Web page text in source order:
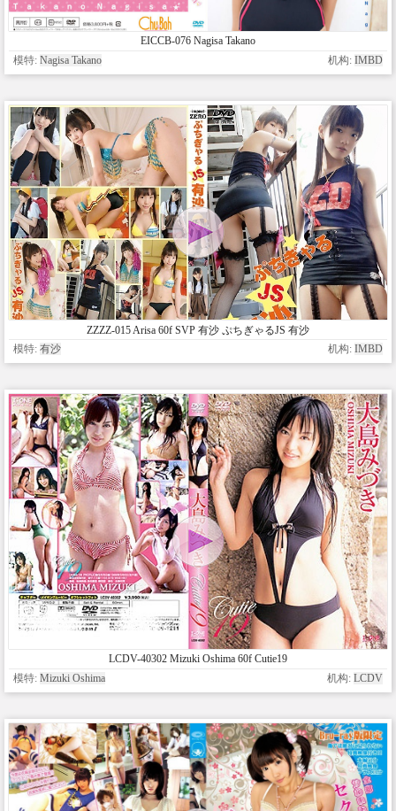
EICCB-076 Nagisa Takano
模特: Nagisa Takano 机构: IMBD
ZZZZ-015 Arisa 60f SVP 有沙 ぷちぎゃるJS 有沙
模特: 有沙 机构: IMBD
LCDV-40302 Mizuki Oshima 60f Cutie19
模特: Mizuki Oshima 机构: LCDV